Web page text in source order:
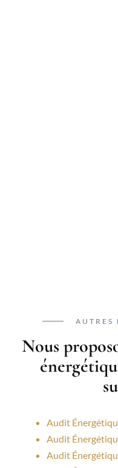
AUTRES
Nous
Audit
Audit
Audit